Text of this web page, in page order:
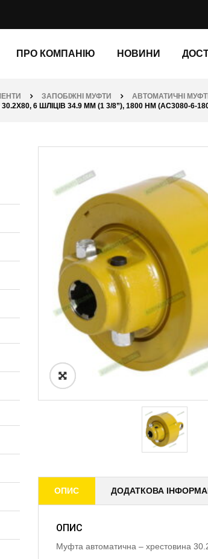
ПРО КОМПАНІЮ НОВИНИ
ЗАПОБІЖНІ МУФТИ
АВТОМАТИЧНІ
6 ШЛІЦІВ 34.9 ММ (1 3/8”), 1800 НМ (AC3080-6-
ОПИС ДОДАТКОВА
ОПИС
Муфта автоматична – хрестовина